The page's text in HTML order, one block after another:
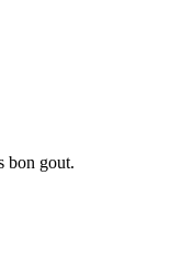
bon gout.